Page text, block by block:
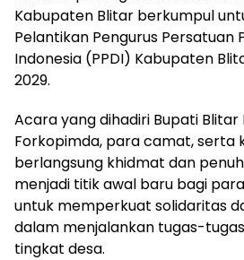
Kabupaten Blitar berkumpul
Pelantikan Pengurus Persatuan
Indonesia (PPDI) Kabupaten
2029.
Acara yang dihadiri Bupati Blitar
Forkopimda, para camat, serta
berlangsung khidmat dan
menjadi titik awal baru bagi
untuk memperkuat solidaritas
dalam menjalankan tugas-
tingkat desa.